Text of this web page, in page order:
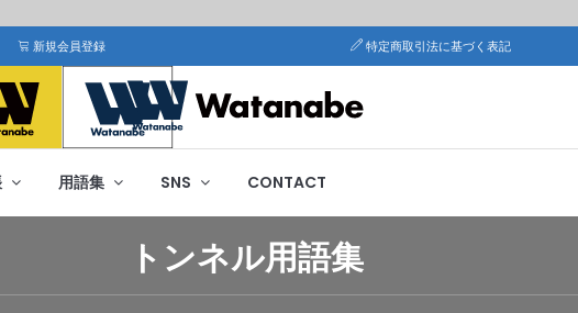
新規会員登録 特定商取引法に基づく表記
用語集 SNS CONTACT
トンネル用語集